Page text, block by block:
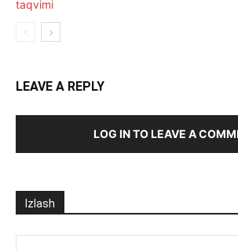
LEAVE A REPLY
LOG IN TO LEAVE A
Izlash